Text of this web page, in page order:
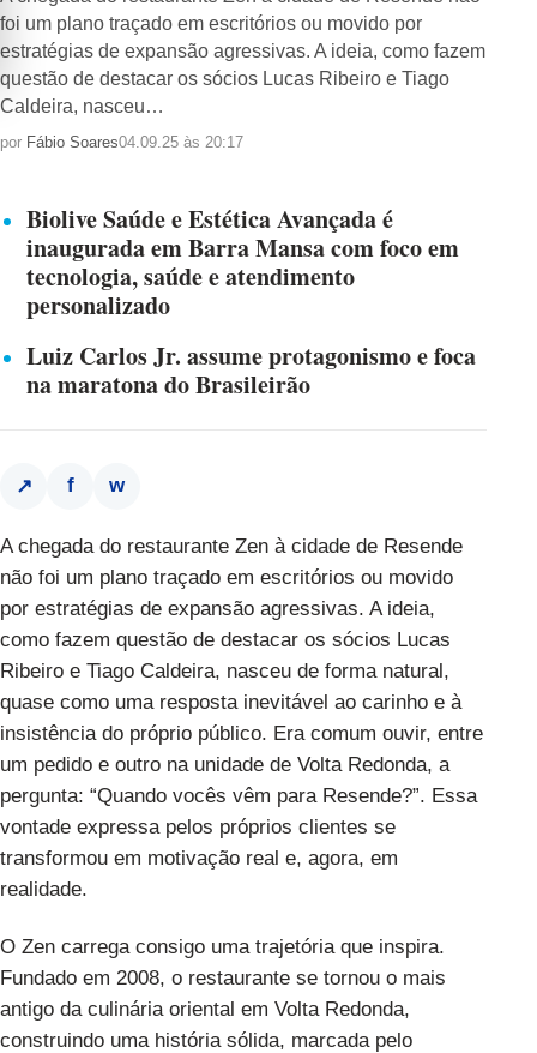
foi um plano traçado em escritórios ou movido por
estratégias de expansão agressivas. A ideia, como fazem
questão de destacar os sócios Lucas Ribeiro e Tiago
Caldeira, nasceu…
por Fábio Soares04.09.25 às 20:17
Biolive Saúde e Estética Avançada é
inaugurada em Barra Mansa com foco em
tecnologia, saúde e atendimento
personalizado
Luiz Carlos Jr. assume protagonismo e foca
na maratona do Brasileirão
↗ f w
A chegada do restaurante Zen à cidade de Resende
não foi um plano traçado em escritórios ou movido
por estratégias de expansão agressivas. A ideia,
como fazem questão de destacar os sócios Lucas
Ribeiro e Tiago Caldeira, nasceu de forma natural,
quase como uma resposta inevitável ao carinho e à
insistência do próprio público. Era comum ouvir, entre
um pedido e outro na unidade de Volta Redonda, a
pergunta: “Quando vocês vêm para Resende?”. Essa
vontade expressa pelos próprios clientes se
transformou em motivação real e, agora, em
realidade.
O Zen carrega consigo uma trajetória que inspira.
Fundado em 2008, o restaurante se tornou o mais
antigo da culinária oriental em Volta Redonda,
construindo uma história sólida, marcada pelo